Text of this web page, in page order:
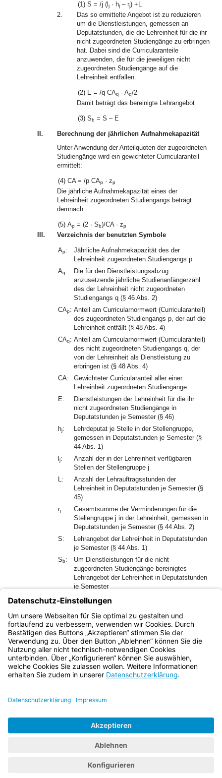
(1) S = /j (l j · hj – rj) +L
2.
Das so ermittelte Angebot ist zu reduzieren
um die Dienstleistungen, gemessen an
Deputatstunden, die die Lehreinheit für die ihr
nicht zugeordneten Studiengänge zu erbringen
hat. Dabei sind die Curricularanteile
anzuwenden, die für die jeweiligen nicht
zugeordneten Studiengänge auf die
Lehreinheit entfallen.
(2) E = /q CAq · Aq/2
Damit beträgt das bereinigte Lehrangebot
(3) Sb = S – E
II.
Berechnung der jährlichen Aufnahmekapazität
Unter Anwendung der Anteilquoten der zugeordneten
Studiengänge wird ein gewichteter Curricularanteil
ermittelt:
(4) CA = /p CAp · zp
Die jährliche Aufnahmekapazität eines der
Lehreinheit zugeordneten Studiengangs beträgt
demnach
(5) Ap = (2 · Sb)/CA · zp
III. Verzeichnis der benutzten Symbole
Ap:
Jährliche Aufnahmekapazität des der
Lehreinheit zugeordneten Studiengangs p
Aq:
Die für den Dienstleistungsabzug
anzusetzende jährliche Studienanfängerzahl
des der Lehreinheit nicht zugeordneten
Studiengangs q (§ 46 Abs. 2)
CAp: Anteil am Curricularnormwert (Curricularanteil)
des zugeordneten Studiengangs p, der auf die
Lehreinheit entfällt (§ 48 Abs. 4)
CAq: Anteil am Curricularnormwert (Curricularanteil)
des nicht zugeordneten Studiengangs q, der
von der Lehreinheit als Dienstleistung zu
erbringen ist (§ 48 Abs. 4)
CA:
Gewichteter Curricularanteil aller einer
Lehreinheit zugeordneten Studiengänge
E:
Dienstleistungen der Lehreinheit für die ihr
nicht zugeordneten Studiengänge in
Deputatstunden je Semester (§ 46)
hj:
Lehrdeputat je Stelle in der Stellengruppe,
gemessen in Deputatstunden je Semester (§
44 Abs. 1)
j:
Anzahl der in der Lehreinheit verfügbaren
Stellen der Stellengruppe j
L:
Anzahl der Lehrauftragsstunden der
Lehreinheit in Deputatstunden je Semester (§
45)
rj:
Gesamtsumme der Verminderungen für die
Stellengruppe j in der Lehreinheit, gemessen in
Deputatstunden je Semester (§ 44 Abs. 2)
S:
Lehrangebot der Lehreinheit in Deputatstunden
je Semester (§ 44 Abs. 1)
Sb:
Um Dienstleistungen für die nicht
zugeordneten Studiengänge bereinigtes
Lehrangebot der Lehreinheit in Deputatstunden
je Semester
zp:
Anteil der jährlichen Aufnahmekapazität eines
zugeordneten Studiengangs p an der
Aufnahmekapazität der Lehreinheit
(Anteilquote, § 47)
Bayern.de
BayernPortal
Impressum